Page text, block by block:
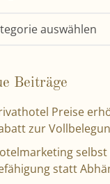
Beiträge
Preise
zur
selbst
statt